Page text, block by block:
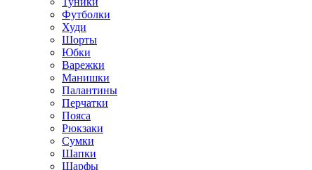
Футболки
Худи
Шорты
Юбки
Варежки
Манишки
Палантины
Перчатки
Пояса
Рюкзаки
Сумки
Шапки
Шарфы